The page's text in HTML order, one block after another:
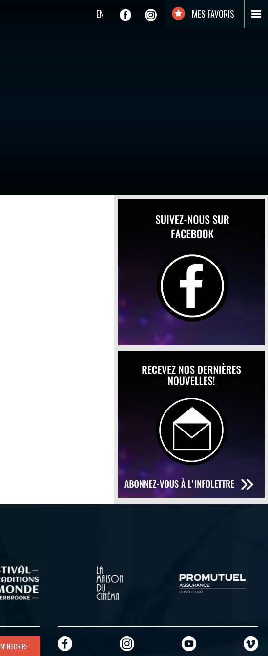
EN MES FAVORIS
M'INSCRIRE